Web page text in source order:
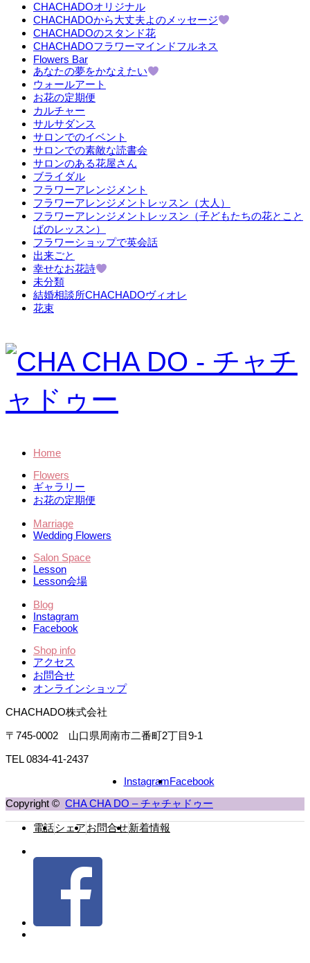
CHACHADOオリジナル
CHACHADOから大丈夫よのメッセージ
CHACHADOのスタンド花
CHACHADOフラワーマインドフルネス
Flowers Bar
あなたの夢をかなえたい
ウォールアート
お花の定期便
カルチャー
サルサダンス
サロンでのイベント
サロンでの素敵な読書会
サロンのある花屋さん
ブライダル
フラワーアレンジメント
フラワーアレンジメントレッスン（大人）
フラワーアレンジメントレッスン（子どもたちの花とこと
ばのレッスン）
フラワーショップで英会話
出来ごと
幸せなお花詩
未分類
結婚相談所CHACHADOヴィオレ
花束
Home
Flowers
ギャラリー
お花の定期便
Marriage
Wedding Flowers
Salon Space
Lesson
Lesson会場
Blog
Instagram
Facebook
Shop info
アクセス
お問合せ
オンラインショップ
CHACHADO株式会社
〒745-0002 山口県周南市二番町2丁目9-1
TEL 0834-41-2437
Facebook
Instagram
Copyright © CHA CHA DO – チャチャドゥー
電話シェアお問合せ新着情報